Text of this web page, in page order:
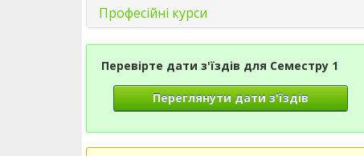
Професійні курси
Перевірте дати з'їздів для Семестру 1
Переглянути дати з'їздів